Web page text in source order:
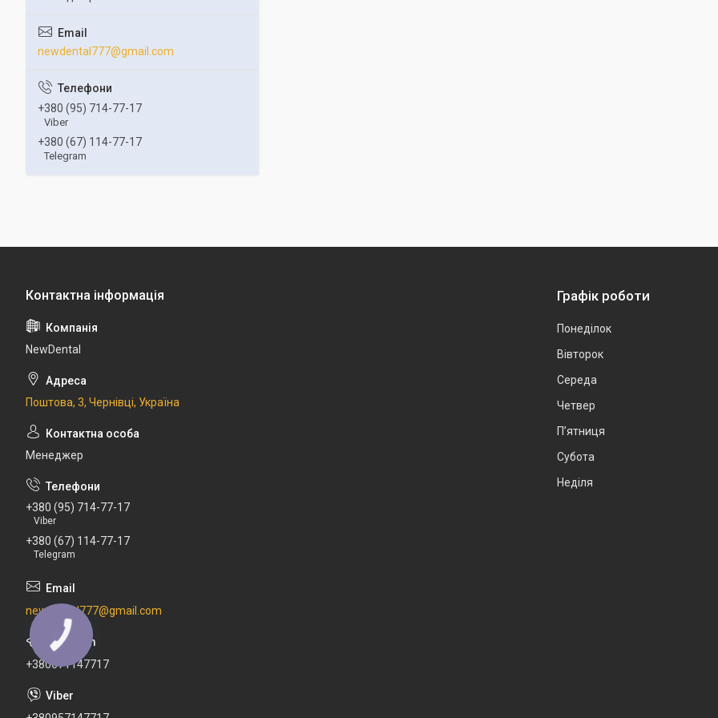
newdental777@gmail.com
+380 (95) 714-77-17
Viber
+380 (67) 114-77-17
Telegram
NewDental
Поштова, 3, Чернівці, Україна
Менеджер
+380 (95) 714-77-17
Viber
+380 (67) 114-77-17
Telegram
newdental777@gmail.com
+380671147717
Графік роботи
Понеділок
Вівторок
Середа
Четвер
Пʼятниця
Субота
Неділя